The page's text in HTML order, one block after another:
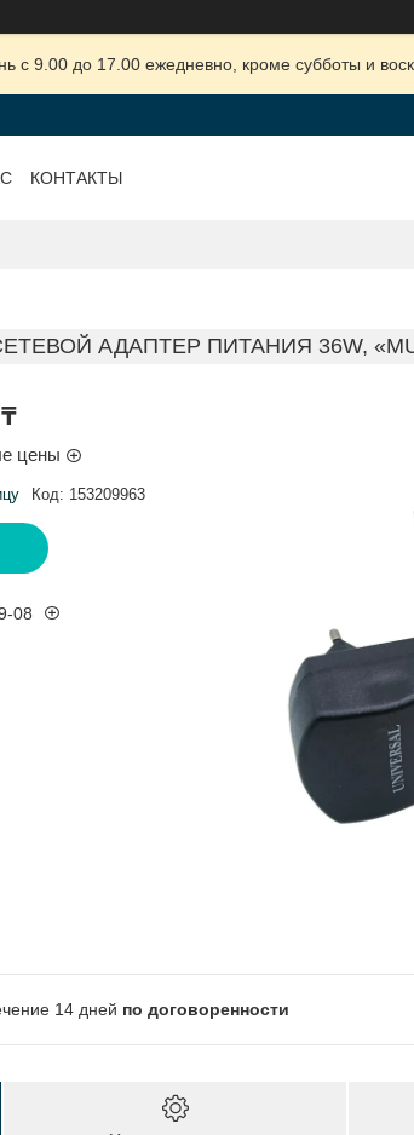
с 9.00 до 17.00 ежедневно, кроме субботы и
КОНТАКТЫ
АДАПТЕР ПИТАНИЯ 36W,
цены
Код: 153209963
08
14 дней по договоренности